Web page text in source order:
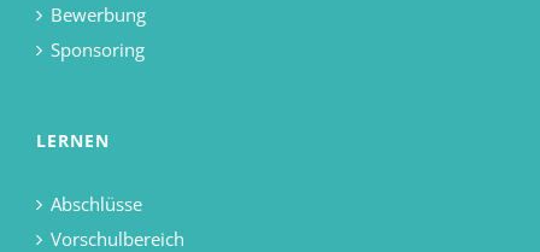
Bewerbung
Sponsoring
LERNEN
Abschlüsse
Vorschulbereich